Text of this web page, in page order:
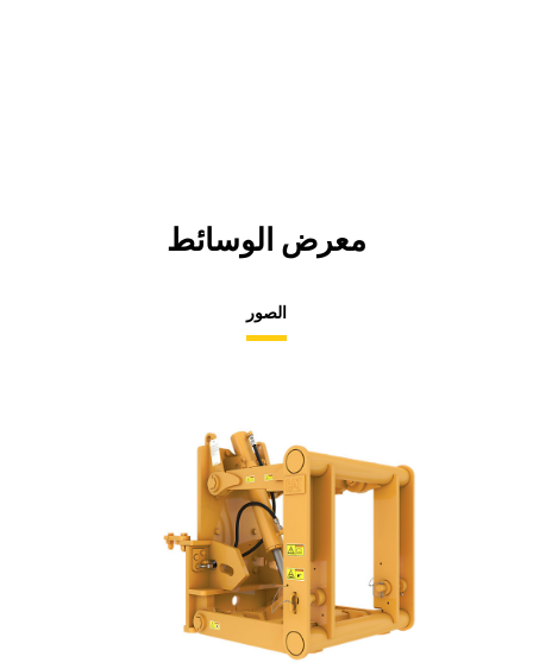
معرض الوسائط
الصور